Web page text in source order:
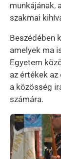
munkájának,
szakmai
Beszédében
amelyek ma
Egyetem
az értékek
a közösség
számára.
Kép